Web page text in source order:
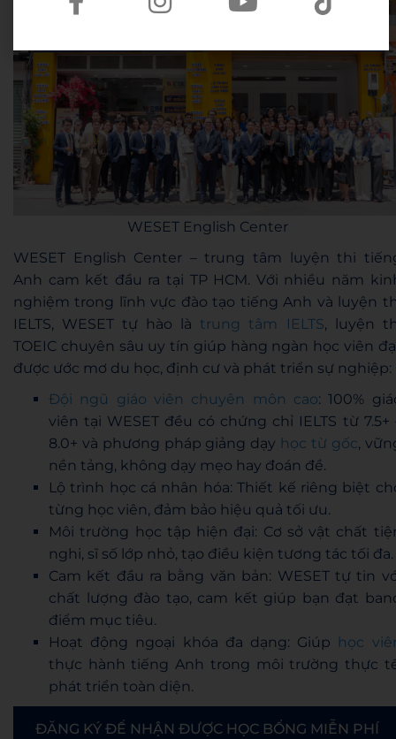
WESET English Center
WESET English Center – trung tâm luyện thi
Anh cam kết đầu ra tại TP HCM. Với nhiều năm
nghiệm trong lĩnh vực đào tạo tiếng Anh và luyện
IELTS, WESET tự hào là trung tâm IELTS, luyện
TOEIC chuyên sâu uy tín giúp hàng ngàn học viên
được ước mơ du học, định cư và phát triển sự nghiệp:
Đội ngũ giáo viên chuyên môn cao: 100%
viên tại WESET đều có chứng chỉ IELTS từ 7.5+
8.0+ và phương pháp giảng dạy học từ gốc,
nền tảng, không dạy mẹo hay đoán đề.
Lộ trình học cá nhân hóa: Thiết kế riêng biệt
từng học viên, đảm bảo hiệu quả tối ưu.
Môi trường học tập hiện đại: Cơ sở vật chất
nghi, sĩ số lớp nhỏ, tạo điều kiện tương tác tối đa.
Cam kết đầu ra bằng văn bản: WESET tự tin
chất lượng đào tạo, cam kết giúp bạn đạt
điểm mục tiêu.
Hoạt động ngoại khóa đa dạng: Giúp
học
thực hành tiếng Anh trong môi trường thực
phát triển toàn diện.
ĐĂNG KÝ ĐỂ NHẬN ĐƯỢC HỌC BỔNG MIỄN PHÍ